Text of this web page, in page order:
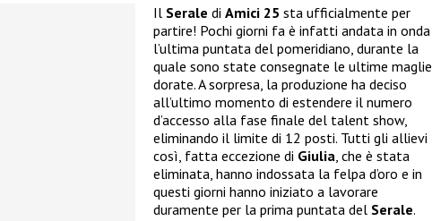
Il Serale di Amici 25 sta ufficialmente per
partire! Pochi giorni fa è infatti andata in onda
l’ultima puntata del pomeridiano, durante la
quale sono state consegnate le ultime maglie
dorate. A sorpresa, la produzione ha deciso
all’ultimo momento di estendere il numero
d’accesso alla fase finale del talent show,
eliminando il limite di 12 posti. Tutti gli allievi
così, fatta eccezione di Giulia, che è stata
eliminata, hanno indossata la felpa d’oro e in
questi giorni hanno iniziato a lavorare
duramente per la prima puntata del Serale.